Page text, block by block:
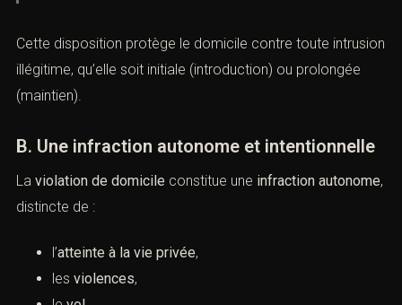
Cette disposition protège le domicile contre toute
intrusion illégitime, qu’elle soit initiale (introduction) ou
B. Une infraction autonome et
intentionnelle
autonome, distincte de :
l’ atteinte à la vie privée